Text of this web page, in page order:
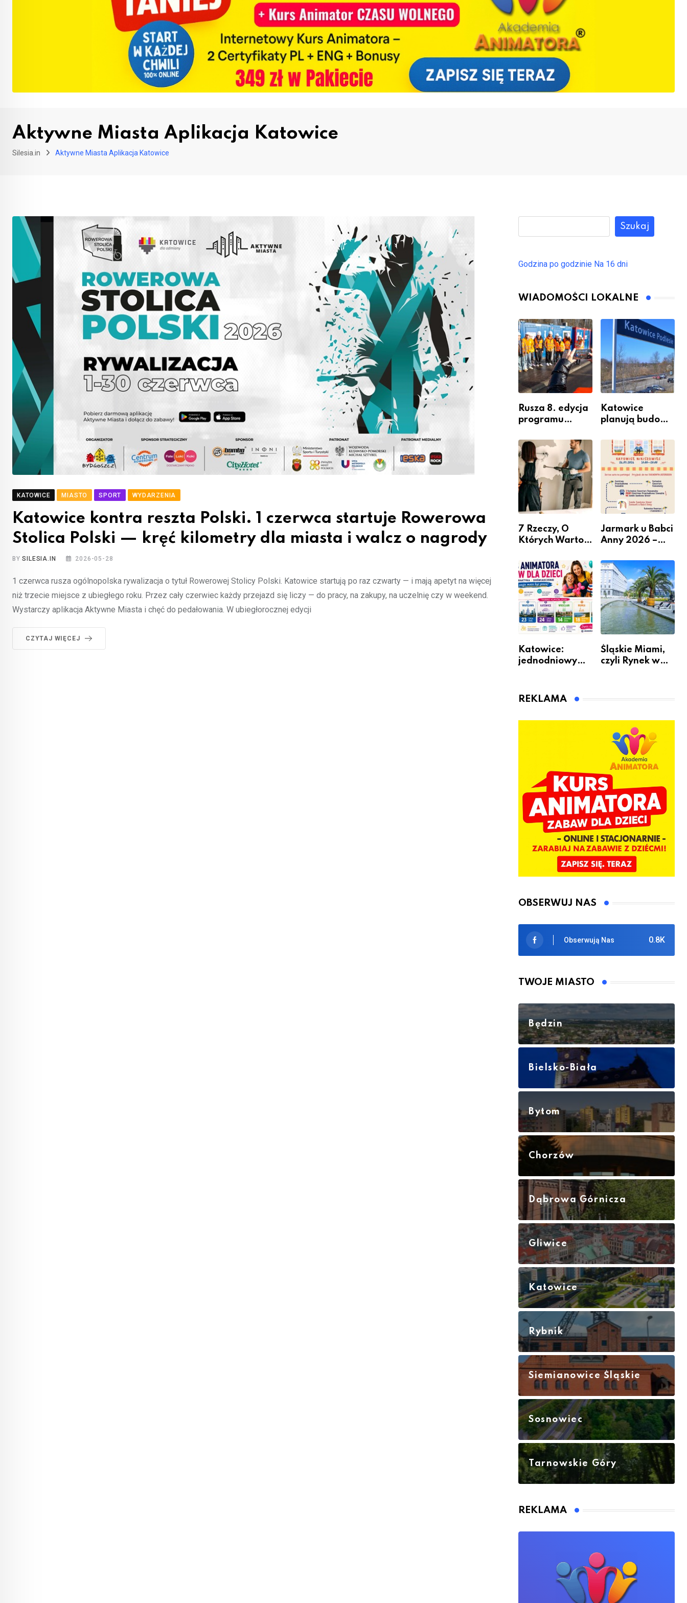
Aktywne Miasta Aplikacja Katowice
Silesia.in Aktywne Miasta Aplikacja Katowice
KATOWICE MIASTO SPORT WYDARZENIA
Katowice kontra reszta Polski. 1 czerwca startuje Rowerowa
Stolica Polski — kręć kilometry dla miasta i walcz o nagrody
BYSILESIA.IN 2026-05-28
1 czerwca rusza ogólnopolska rywalizacja o tytuł Rowerowej Stolicy Polski. Katowice startują po raz czwarty — i mają apetyt na więcej
niż trzecie miejsce z ubiegłego roku. Przez cały czerwiec każdy przejazd się liczy — do pracy, na zakupy, na uczelnię czy w weekend.
Wystarczy aplikacja Aktywne Miasta i chęć do pedałowania. W ubiegłorocznej edycji
CZYTAJ WIĘCEJ
Szukaj
Godzina po godzinie Na 16 dni
WIADOMOŚCI LOKALNE
Rusza 8. edycja
programu
Miastem
Fachowców” –
nabór dla
przedsiębiorców
Katowice
planują budowę
przesiadkoweg
o w Podlesiu
7 Rzeczy, O
Których Warto
Remontem
Mieszkania
Jarmark u Babci
Anny 2026 –
Katowice:
jednodniowy
animatora
Śląskie Miami,
czyli Rynek w
REKLAMA
OBSERWUJ NAS
0.8K
Obserwują Nas
TWOJE MIASTO
Będzin
Bielsko-Biała
Bytom
Chorzów
Dąbrowa Górnicza
Gliwice
Katowice
Rybnik
Siemianowice Śląskie
Sosnowiec
Tarnowskie Góry
REKLAMA